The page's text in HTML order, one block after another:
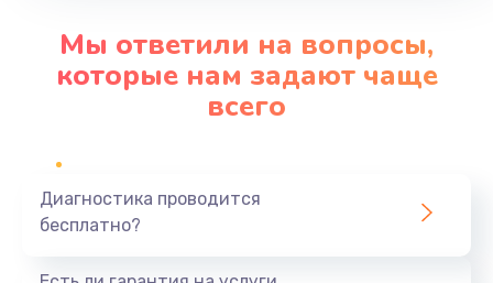
Мы ответили на вопросы,
которые нам задают чаще
всего
Диагностика проводится
бесплатно?